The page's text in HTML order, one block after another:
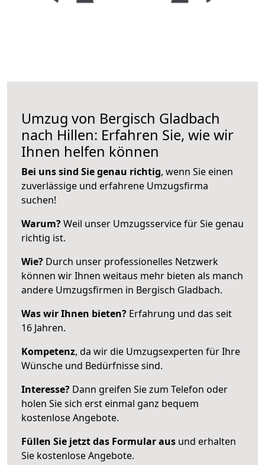
Umzug von Bergisch Gladbach
nach Hillen: Erfahren Sie, wie wir
Ihnen helfen können
Bei uns sind Sie genau richtig, wenn Sie einen
zuverlässige und erfahrene Umzugsfirma
suchen!
Warum?Weil unser Umzugsservice für Sie genau
richtig ist.
Wie? Durch unser professionelles Netzwerk
können wir Ihnen weitaus mehr bieten als manch
andere Umzugsfirmen in Bergisch Gladbach.
Was wir Ihnen bieten? Erfahrung und das seit
16 Jahren.
Kompetenz, da wir die Umzugsexperten für Ihre
Wünsche und Bedürfnisse sind.
Interesse? Dann greifen Sie zum Telefon oder
holen Sie sich erst einmal ganz bequem
kostenlose Angebote.
Füllen Sie jetzt das Formular aus und erhalten
Sie kostenlose Angebote.